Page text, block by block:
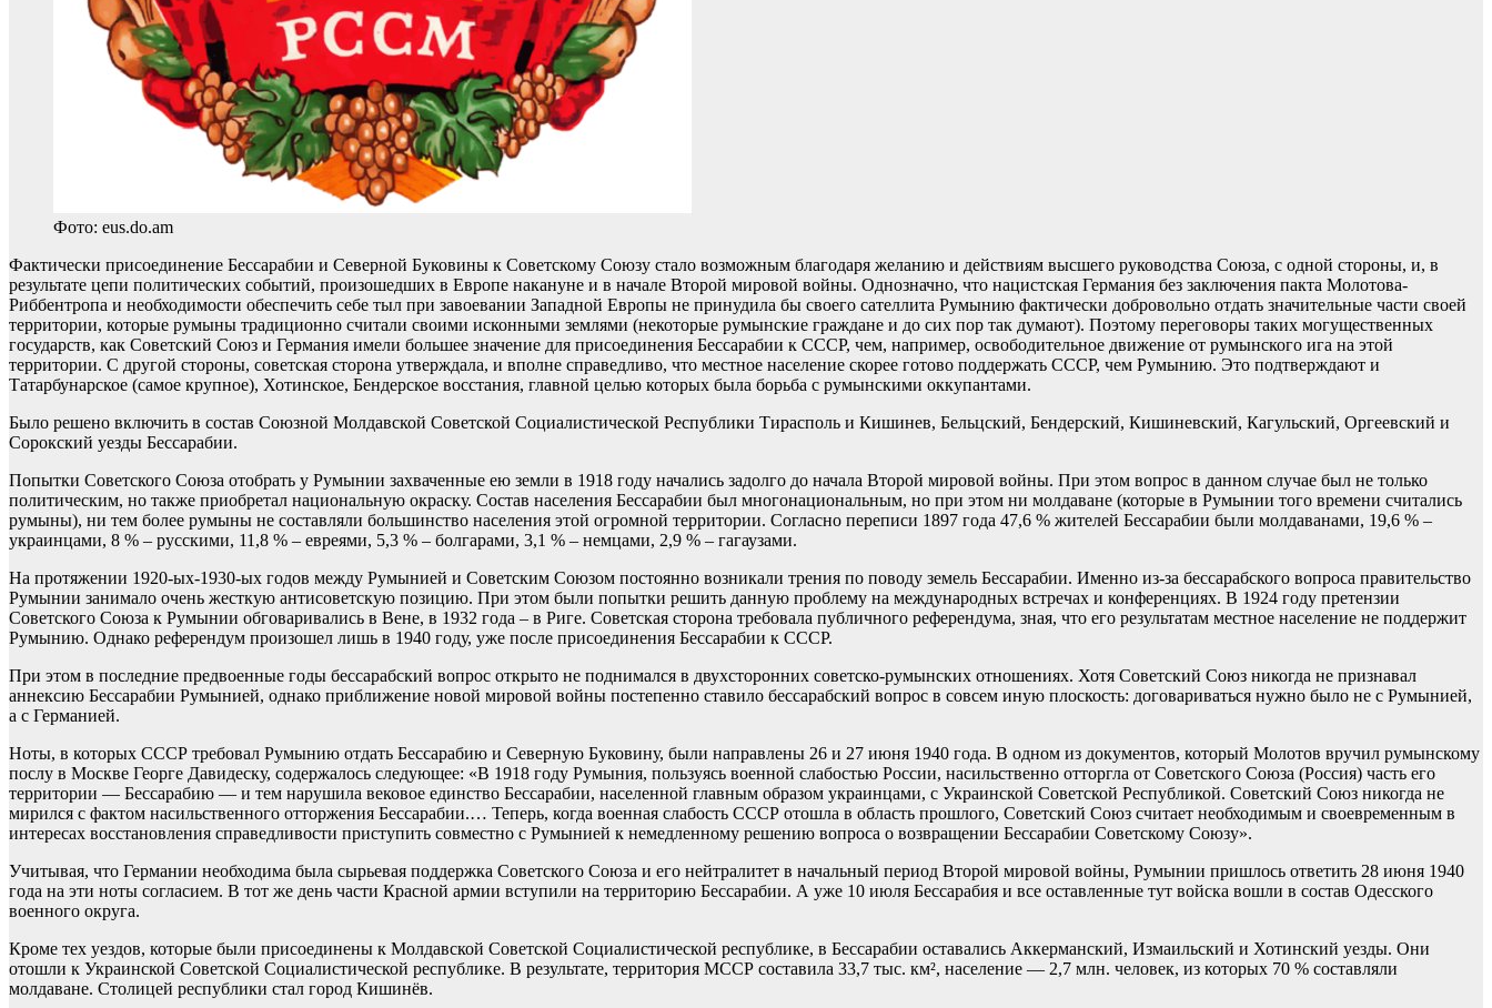
Фото: eus.do.am
Фактически присоединение Бессарабии и Северной Буковины к Советскому Союзу стало возможным благодаря желанию и действиям высшего руководства Союза, с одной стороны, и, в
результате цепи политических событий, произошедших в Европе накануне и в начале Второй мировой войны. Однозначно, что нацистская Германия без заключения пакта Молотова-
Риббентропа и необходимости обеспечить себе тыл при завоевании Западной Европы не принудила бы своего сателлита Румынию фактически добровольно отдать значительные части своей
территории, которые румыны традиционно считали своими исконными землями (некоторые румынские граждане и до сих пор так думают). Поэтому переговоры таких могущественных
государств, как Советский Союз и Германия имели большее значение для присоединения Бессарабии к СССР, чем, например, освободительное движение от румынского ига на этой
территории. С другой стороны, советская сторона утверждала, и вполне справедливо, что местное население скорее готово поддержать СССР, чем Румынию. Это подтверждают и
Татарбунарское (самое крупное), Хотинское, Бендерское восстания, главной целью которых была борьба с румынскими оккупантами.
Было решено включить в состав Союзной Молдавской Советской Социалистической Республики Тирасполь и Кишинев, Бельцский, Бендерский, Кишиневский, Кагульский, Оргеевский и
Сорокский уезды Бессарабии.
Попытки Советского Союза отобрать у Румынии захваченные ею земли в 1918 году начались задолго до начала Второй мировой войны. При этом вопрос в данном случае был не только
политическим, но также приобретал национальную окраску. Состав населения Бессарабии был многонациональным, но при этом ни молдаване (которые в Румынии того времени считались
румыны), ни тем более румыны не составляли большинство населения этой огромной территории. Согласно переписи 1897 года 47,6 % жителей Бессарабии были молдаванами, 19,6 % –
украинцами, 8 % – русскими, 11,8 % – евреями, 5,3 % – болгарами, 3,1 % – немцами, 2,9 % – гагаузами.
На протяжении 1920-ых-1930-ых годов между Румынией и Советским Союзом постоянно возникали трения по поводу земель Бессарабии. Именно из-за бессарабского вопроса правительство
Румынии занимало очень жесткую антисоветскую позицию. При этом были попытки решить данную проблему на международных встречах и конференциях. В 1924 году претензии
Советского Союза к Румынии обговаривались в Вене, в 1932 года – в Риге. Советская сторона требовала публичного референдума, зная, что его результатам местное население не поддержит
Румынию. Однако референдум произошел лишь в 1940 году, уже после присоединения Бессарабии к СССР.
При этом в последние предвоенные годы бессарабский вопрос открыто не поднимался в двухсторонних советско-румынских отношениях. Хотя Советский Союз никогда не признавал
аннексию Бессарабии Румынией, однако приближение новой мировой войны постепенно ставило бессарабский вопрос в совсем иную плоскость: договариваться нужно было не с Румынией,
а с Германией.
Ноты, в которых СССР требовал Румынию отдать Бессарабию и Северную Буковину, были направлены 26 и 27 июня 1940 года. В одном из документов, который Молотов вручил румынскому
послу в Москве Георге Давидеску, содержалось следующее: «В 1918 году Румыния, пользуясь военной слабостью России, насильственно отторгла от Советского Союза (Россия) часть его
территории — Бессарабию — и тем нарушила вековое единство Бессарабии, населенной главным образом украинцами, с Украинской Советской Республикой. Советский Союз никогда не
мирился с фактом насильственного отторжения Бессарабии.… Теперь, когда военная слабость СССР отошла в область прошлого, Советский Союз считает необходимым и своевременным в
интересах восстановления справедливости приступить совместно с Румынией к немедленному решению вопроса о возвращении Бессарабии Советскому Союзу».
Учитывая, что Германии необходима была сырьевая поддержка Советского Союза и его нейтралитет в начальный период Второй мировой войны, Румынии пришлось ответить 28 июня 1940
года на эти ноты согласием. В тот же день части Красной армии вступили на территорию Бессарабии. А уже 10 июля Бессарабия и все оставленные тут войска вошли в состав Одесского
военного округа.
Кроме тех уездов, которые были присоединены к Молдавской Советской Социалистической республике, в Бессарабии оставались Аккерманский, Измаильский и Хотинский уезды. Они
отошли к Украинской Советской Социалистической республике. В результате, территория МССР составила 33,7 тыс. км², население — 2,7 млн. человек, из которых 70 % составляли
молдаване. Столицей республики стал город Кишинёв.